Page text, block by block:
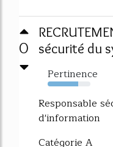
0
sécurité du
Pertinence
72%
Responsable
d'information
Catégorie A